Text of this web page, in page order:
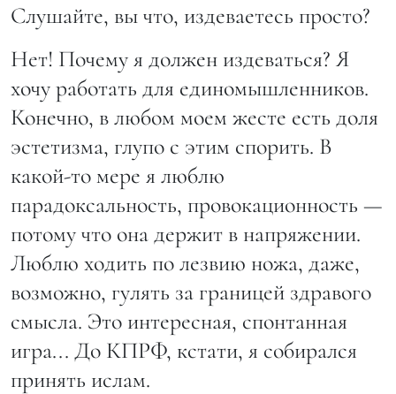
Слушайте, вы что, издеваетесь просто?
Нет! Почему я должен издеваться? Я
хочу работать для единомышленников.
Конечно, в любом моем жесте есть доля
эстетизма, глупо с этим спорить. В
какой-то мере я люблю
парадоксальность, провокационность —
потому что она держит в напряжении.
Люблю ходить по лезвию ножа, даже,
возможно, гулять за границей здравого
смысла. Это интересная, спонтанная
игра... До КПРФ, кстати, я собирался
принять ислам.